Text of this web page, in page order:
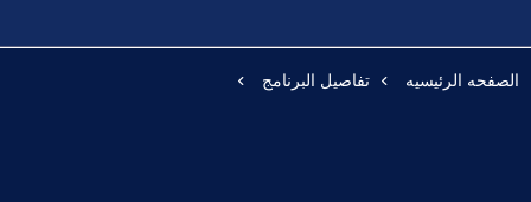
الصفحه الرئيسيه تفاصيل البرنامج